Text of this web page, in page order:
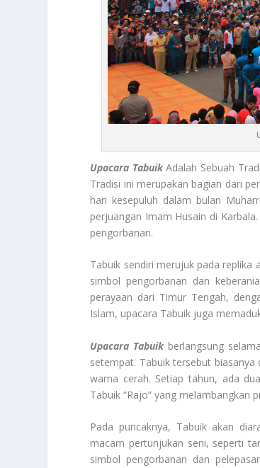
Upacara TabuikAdalah Sebuah
Tradisi ini merupakan bagian dari
hari kesepuluh dalam bulan
perjuangan Imam Husain di
pengorbanan.
Tabuik sendiri merujuk pada replika
simbol pengorbanan dan
perayaan dari Timur Tengah,
Islam, upacara Tabuik juga
Upacara Tabuikberlangsung
setempat. Tabuik tersebut
warna cerah. Setiap tahun, ada
Tabuik “Rajo” yang melambangkan
Pada puncaknya, Tabuik akan
macam pertunjukan seni, seperti
simbol pengorbanan dan